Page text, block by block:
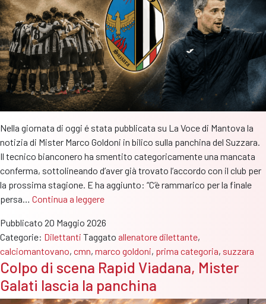
Nella giornata di oggi é stata pubblicata su La Voce di Mantova la
notizia di Mister Marco Goldoni in bilico sulla panchina del Suzzara.
Il tecnico bianconero ha smentito categoricamente una mancata
conferma, sottolineando d’aver già trovato l’accordo con il club per
la prossima stagione. E ha aggiunto: “C’è rammarico per la finale
persa… Continua a leggereMister
smentisce
i
rumors
di
un
possibile
Pubblicato 20 Maggio 2026
Categorie: Dilettanti Taggato allenatore dilettante,
calciomantovano, cmn, marco goldoni, prima categoria, suzzara
Colpo di scena Rapid Viadana, Mister
Galati lascia la panchina